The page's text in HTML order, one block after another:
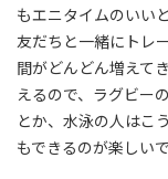
もエニタイムのいい
友だちと一緒にトレ
間がどんどん増えて
えるので、ラグビー
とか、水泳の人はこ
もできるのが楽しいで